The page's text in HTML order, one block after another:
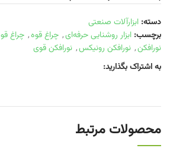
دسته: ابزارآلات صنعتی
برچسب: ابزار روشنایی حرفه‌ای, چراغ قوه, چراغ
نورافکن, نورافکن رونیکس, نورافکن قوی
به اشتراک بگذارید:
محصولات مرتبط